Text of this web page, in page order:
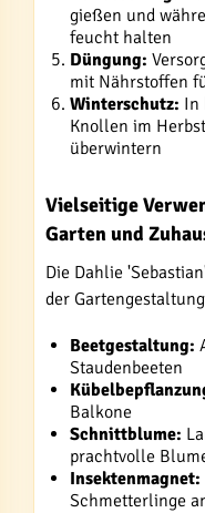
gießen und
feucht halten
Düngung:
mit Nährstoffen
Winterschutz: In
Knollen im
überwintern
Vielseitige
Garten und
Die Dahlie
der
Beetgestaltung:
Staudenbeeten
Balkone
Schnittblume:
prachtvolle
Insektenmagnet:
Schmetterlinge